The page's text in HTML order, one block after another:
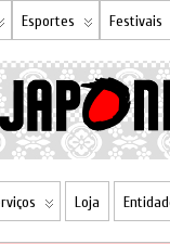
Esportes Festivais
Loja